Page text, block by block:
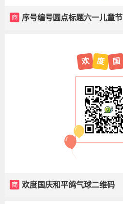
商 序号编号圆点标题六一儿童节
欢 度 国
商 欢度国庆和平鸽气球二维码